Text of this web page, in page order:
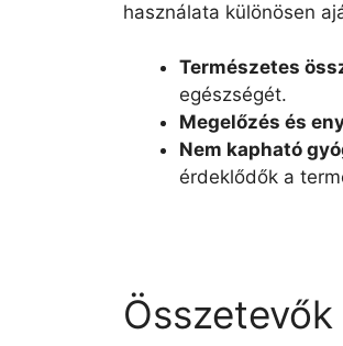
használata különösen
Természetes
egészségét.
Megelőzés és
Nem kapható
érdeklődők a